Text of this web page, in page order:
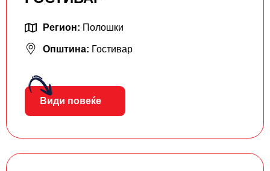
Регион: Полошки
Општина: Гостивар
Види повеќе